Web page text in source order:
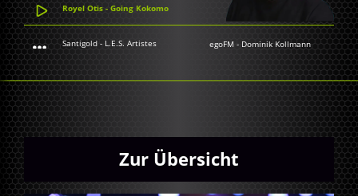
Royel Otis - Going Kokomo
Santigold - L.E.S. Artistes egoFM - Dominik Kollmann
Zur Übersicht